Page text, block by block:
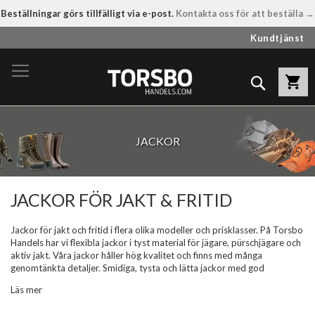
Beställningar görs tillfälligt via e-post. Kontakta oss för att beställa →
till
innehållet
Kundtjänst
Sök
JACKOR
JACKOR FÖR JAKT & FRITID
Jackor för jakt och fritid i flera olika modeller och prisklasser. På Torsbo
Handels har vi flexibla jackor i tyst material för jägare, pürschjägare och
aktiv jakt. Våra jackor håller hög kvalitet och finns med många
genomtänkta detaljer. Smidiga, tysta och lätta jackor med god
vattentäta egenskaper – Covertex, Goretex, Neonordic 200 m.m. Vi har
Läs mer